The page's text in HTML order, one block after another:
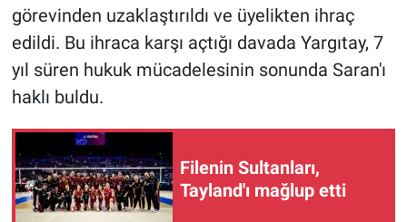
görevinden uzaklaştırıldı ve üyelikten ihraç
edildi. Bu ihraca karşı açtığı davada Yargıtay, 7
yıl süren hukuk mücadelesinin sonunda Saran'ı
haklı buldu.
Filenin Sultanları,
Tayland'ı mağlup etti